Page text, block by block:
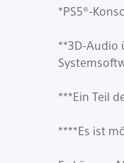
*PS5®-
**3D-Audio
***Ein Teil
****Es ist